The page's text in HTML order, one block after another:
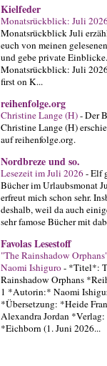
Kielfeder
Monatsrückblick: Juli
Monatsrückblick Juli
euch von meinen
und gebe private
Monatsrückblick: Juli
first on K...
reihenfolge.org
Christine Lange (H)-Der
Christine Lange (H)
auf reihenfolge.org.
Nordbreze und so.
Lesezeit im Juli 2026-Elf
Bücher im Urlaubsmonat
erfreut mich schon sehr.
deshalb, weil da auch
sehr famose Bücher mit
Favolas Lesestoff
"The Rainshadow
Naomi Ishiguro- *Titel*:
Rainshadow Orphans
1 *Autorin:* Naomi
*Übersetzung: *Heide
Alexandra Jordan *Verlag:
*Eichborn (1. Juni 2026...